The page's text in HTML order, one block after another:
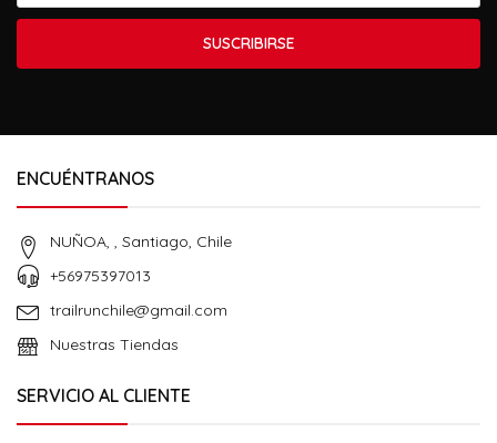
SUSCRIBIRSE
ENCUÉNTRANOS
NUÑOA, , Santiago, Chile
+56975397013
trailrunchile@gmail.com
Nuestras Tiendas
SERVICIO AL CLIENTE